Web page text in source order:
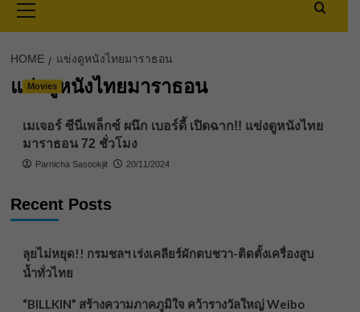
Menu
HOME แข่งดูหนังไทยมาราธอน
แข่งดูหนังไทยมาราธอน
Movies
เมเจอร์ ซีนีเพล็กซ์ ผนึก เบอร์ดี้ เปิดฉาก!! แข่งดูหนังไทย
มาราธอน 72 ชั่วโมง
Parnicha Sasookjit 20/11/2024
Recent Posts
ลุยไม่หยุด!! กรมชลฯ เร่งเคลียร์ผักตบชวา-ติดตั้งเครื่องสูบ
น้ำทั่วไทย
“BILLKIN” สร้างความภาคภูมิใจ คว้ารางวัลใหญ่ Weibo